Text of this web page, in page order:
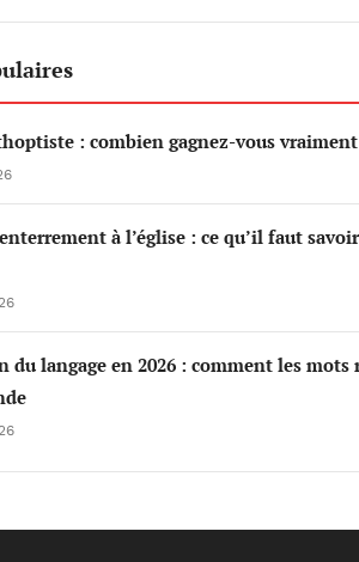
: combien gagnez-vous vraiment
à l’église : ce qu’il faut
du langage en 2026 : comment les